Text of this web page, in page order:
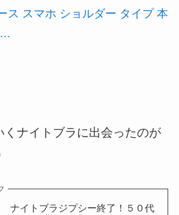
ス スマホ ショルダー タイプ 本
…
くナイトブラに出会ったのが
ナイトブラジプシー終了！５０代